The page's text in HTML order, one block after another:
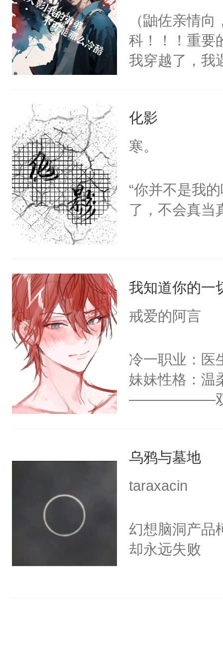
历情劫时就
老，恩爱如初
婚。郁生不甘
刍狗。郁生盗
返过去，使人
面对这七世
里。欲知后事
门万人嫌大
刺客x武林正
帝x十八线的
浓。初暑每入
尤尔又该何
一次拿着枪
光缓缓放下了
酒黑黝黝的枪
药物改造过的
奈之下，尤尔
一切了。主角
情？希望我的
观看。
（鼬佐亲情
科！！！重要
我穿越了，我
苦。佐助，我
人是我，你怎
世界 一句
化影
寒。
“你并不是我
了，不会真当
我知道你的一
戒爱的阿言
冷一职业：医
妹妹性格：温
——————双
乌鸦与墓地
taraxacin
幻想脑洞产品
却永远失败